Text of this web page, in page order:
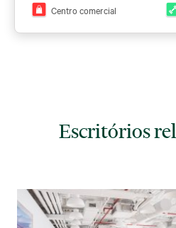
Centro comercial
Escritórios